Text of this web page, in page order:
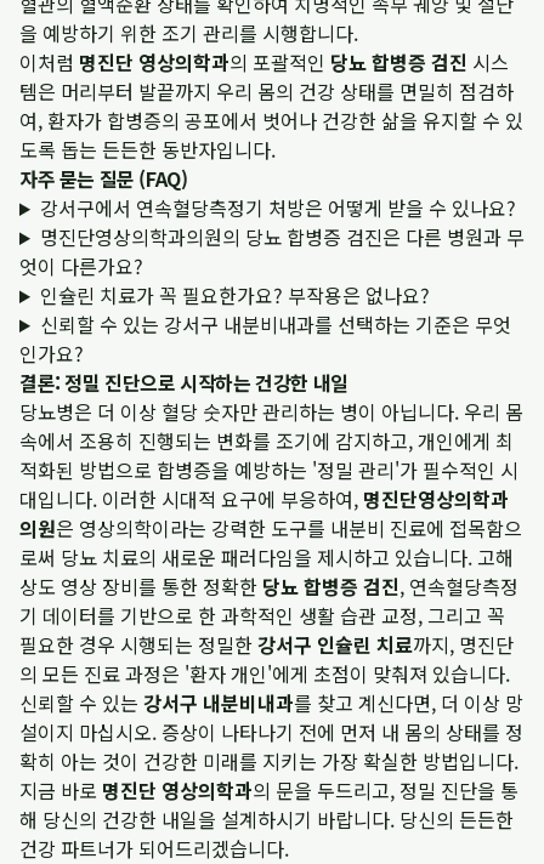
을 예방하기 위한 조기 관리를 시행합니다.
이처럼 명진단 영상의학과의 포괄적인 당뇨 합병증 검진 시스
템은 머리부터 발끝까지 우리 몸의 건강 상태를 면밀히 점검하
여, 환자가 합병증의 공포에서 벗어나 건강한 삶을 유지할 수 있
도록 돕는 든든한 동반자입니다.
자주 묻는 질문 (FAQ)
강서구에서 연속혈당측정기 처방은 어떻게 받을 수 있나요?
명진단영상의학과의원의 당뇨 합병증 검진은 다른 병원과 무
엇이 다른가요?
인슐린 치료가 꼭 필요한가요? 부작용은 없나요?
신뢰할 수 있는 강서구 내분비내과를 선택하는 기준은 무엇
인가요?
결론: 정밀 진단으로 시작하는 건강한 내일
당뇨병은 더 이상 혈당 숫자만 관리하는 병이 아닙니다. 우리 몸
속에서 조용히 진행되는 변화를 조기에 감지하고, 개인에게 최
적화된 방법으로 합병증을 예방하는 '정밀 관리'가 필수적인 시
대입니다. 이러한 시대적 요구에 부응하여, 명진단영상의학과
의원은 영상의학이라는 강력한 도구를 내분비 진료에 접목함으
로써 당뇨 치료의 새로운 패러다임을 제시하고 있습니다. 고해
상도 영상 장비를 통한 정확한 당뇨 합병증 검진, 연속혈당측정
기 데이터를 기반으로 한 과학적인 생활 습관 교정, 그리고 꼭
필요한 경우 시행되는 정밀한강서구 인슐린 치료까지, 명진단
의 모든 진료 과정은 '환자 개인'에게 초점이 맞춰져 있습니다.
신뢰할 수 있는 강서구 내분비내과를 찾고 계신다면, 더 이상 망
설이지 마십시오. 증상이 나타나기 전에 먼저 내 몸의 상태를 정
확히 아는 것이 건강한 미래를 지키는 가장 확실한 방법입니다.
지금 바로 명진단 영상의학과의 문을 두드리고, 정밀 진단을 통
해 당신의 건강한 내일을 설계하시기 바랍니다. 당신의 든든한
건강 파트너가 되어드리겠습니다.